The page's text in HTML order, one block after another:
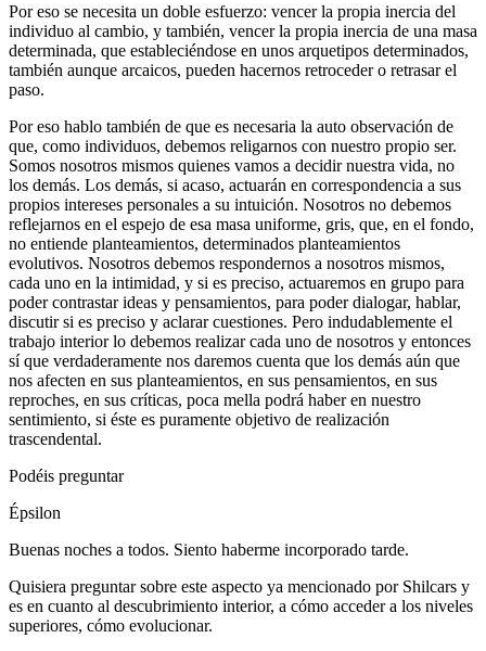
Por eso se necesita un doble esfuerzo: vencer la propia inercia del
individuo al cambio, y también, vencer la propia inercia de una masa
determinada, que estableciéndose en unos arquetipos determinados,
también aunque arcaicos, pueden hacernos retroceder o retrasar el
paso.
Por eso hablo también de que es necesaria la auto observación de
que, como individuos, debemos religarnos con nuestro propio ser.
Somos nosotros mismos quienes vamos a decidir nuestra vida, no
los demás. Los demás, si acaso, actuarán en correspondencia a sus
propios intereses personales a su intuición. Nosotros no debemos
reflejarnos en el espejo de esa masa uniforme, gris, que, en el fondo,
no entiende planteamientos, determinados planteamientos
evolutivos. Nosotros debemos respondernos a nosotros mismos,
cada uno en la intimidad, y si es preciso, actuaremos en grupo para
poder contrastar ideas y pensamientos, para poder dialogar, hablar,
discutir si es preciso y aclarar cuestiones. Pero indudablemente el
trabajo interior lo debemos realizar cada uno de nosotros y entonces
sí que verdaderamente nos daremos cuenta que los demás aún que
nos afecten en sus planteamientos, en sus pensamientos, en sus
reproches, en sus críticas, poca mella podrá haber en nuestro
sentimiento, si éste es puramente objetivo de realización
trascendental.
Podéis preguntar
Épsilon
Buenas noches a todos. Siento haberme incorporado tarde.
Quisiera preguntar sobre este aspecto ya mencionado por Shilcars y
es en cuanto al descubrimiento interior, a cómo acceder a los niveles
superiores, cómo evolucionar.